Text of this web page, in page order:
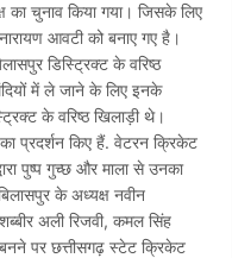
चुनाव किया गया। जिसके लिए
आवटी को बनाए गए है।
डिस्ट्रिक्ट के वरिष्ठ
में ले जाने के लिए इनके
के वरिष्ठ खिलाड़ी थे।
प्रदर्शन किए हैं. वेटरन क्रिकेट
पुष्प गुच्छ और माला से उनका
के अध्यक्ष नवीन
अली रिजवी, कमल सिंह
पर छत्तीसगढ़ स्टेट क्रिकेट